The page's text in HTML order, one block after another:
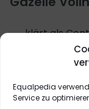
Equalpedia
Service zu
klärt als
Medien
für